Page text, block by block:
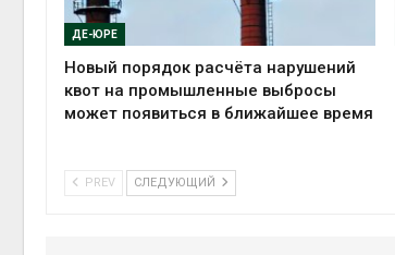
ДЕ-ЮРЕ
Новый порядок расчёта нарушений
квот на промышленные выбросы
может появиться в ближайшее время
PREV СЛЕДУЮЩИЙ